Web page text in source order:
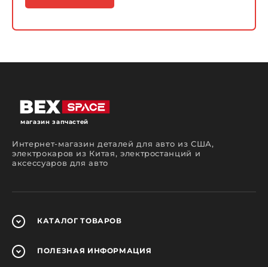
магазин запчастей
Интернет-магазин деталей для авто из США,
электрокаров из Китая, электростанций и
аксессуаров для авто
КАТАЛОГ ТОВАРОВ
ПОЛЕЗНАЯ ИНФОРМАЦИЯ